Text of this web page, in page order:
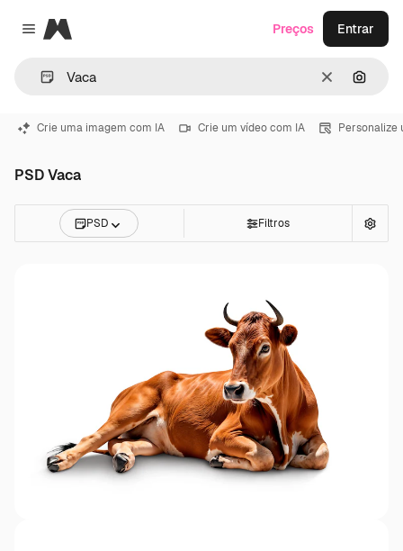
Close menu
Magnific
Limpar
Preços Entrar
Crie uma imagem com IA Crie um vídeo com IA Personalize
PSD Vaca
PSD Filtros